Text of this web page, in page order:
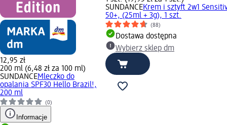
12,95 zł
200 ml (6,48 zł za 100 ml)
SUNDANCEMleczko do
opalania SPF30 Hello Brazil!,
200 ml
(0)
Informacje
SUNDANCEKrem i sztyft 2w1
50+, (25ml + 3g), 1 szt.
(88)
Dostawa dostępna
Wybierz sklep dm